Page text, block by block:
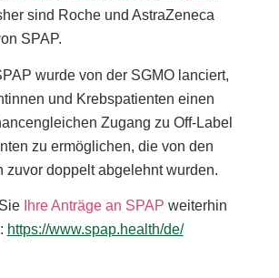
sind Roche und AstraZeneca
SPAP.
wurde von der SGMO lanciert,
und Krebspatienten einen
Zugang zu Off-Label
zu ermöglichen, die von den
zuvor doppelt abgelehnt wurden.
Ihre Anträge an SPAP weiterhin
https://www.spap.health/de/